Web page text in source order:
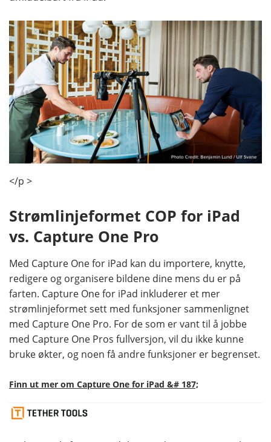
</p >
Strømlinjeformet COP for iPad
vs. Capture One Pro
Med Capture One for iPad kan du importere, knytte,
redigere og organisere bildene dine mens du er på
farten. Capture One for iPad inkluderer et mer
strømlinjeformet sett med funksjoner sammenlignet
med Capture One Pro. For de som er vant til å jobbe
med Capture One Pros fullversjon, vil du ikke kunne
bruke økter, og noen få andre funksjoner er begrenset.
Finn ut mer om Capture One for iPad &# 187;